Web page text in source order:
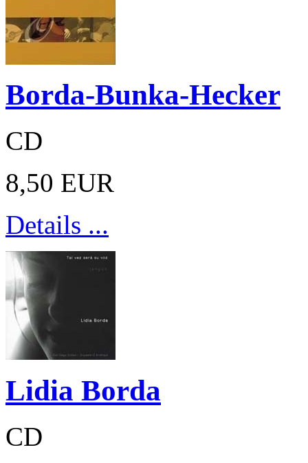
Borda-Bunka-Hecker
CD
8,50 EUR
Details ...
Lidia Borda
CD